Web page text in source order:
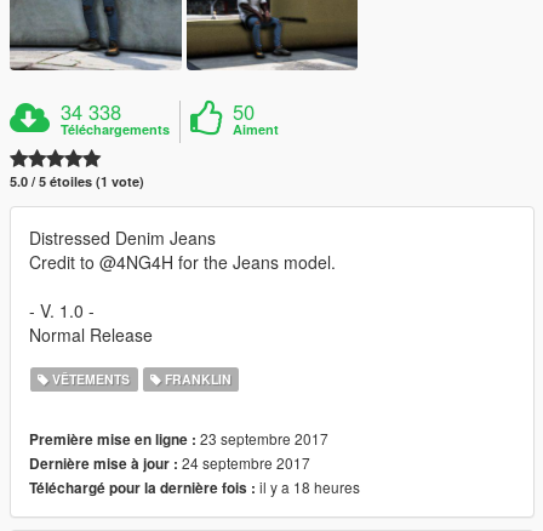
34 338
Téléchargements
50
Aiment
5.0 / 5 étoiles (1 vote)
Distressed Denim Jeans
Credit to @4NG4H for the Jeans model.
- V. 1.0 -
Normal Release
VÊTEMENTS FRANKLIN
Première mise en ligne : 23 septembre 2017
Dernière mise à jour : 24 septembre 2017
Téléchargé pour la dernière fois : il y a 18 heures